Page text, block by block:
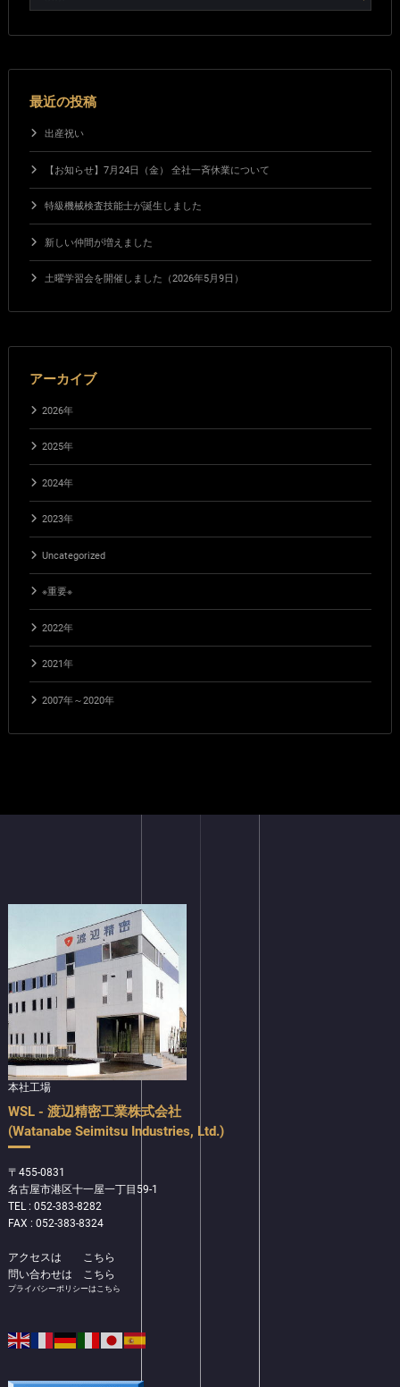
最近の投稿
出産祝い
【お知らせ】7月24日（金） 全社一斉休業について
特級機械検査技能士が誕生しました
新しい仲間が増えました
土曜学習会を開催しました（2026年5月9日）
アーカイブ
2026年
2025年
2024年
2023年
Uncategorized
※重要※
2022年
2021年
2007年～2020年
本社工場
WSL - 渡辺精密工業株式会社
(Watanabe Seimitsu Industries, Ltd.)
〒455-0831
名古屋市港区十一屋一丁目59-1
TEL : 052-383-8282
FAX : 052-383-8324
アクセスは こちら
問い合わせは こちら
プライバシーポリシーはこちら